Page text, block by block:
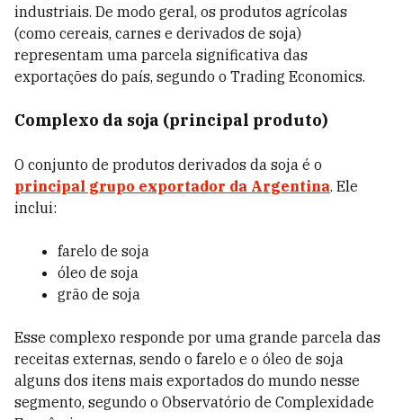
industriais. De modo geral, os produtos agrícolas
(como cereais, carnes e derivados de soja)
representam uma parcela significativa das
exportações do país, segundo o Trading Economics.
Complexo da soja (principal produto)
O conjunto de produtos derivados da soja é o
principal grupo exportador da Argentina. Ele
inclui:
farelo de soja
óleo de soja
grão de soja
Esse complexo responde por uma grande parcela das
receitas externas, sendo o farelo e o óleo de soja
alguns dos itens mais exportados do mundo nesse
segmento, segundo o Observatório de Complexidade